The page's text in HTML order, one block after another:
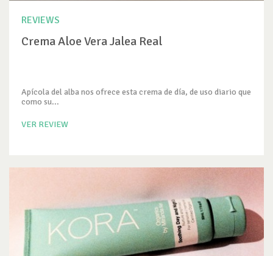
REVIEWS
Crema Aloe Vera Jalea Real
Apícola del alba nos ofrece esta crema de día, de uso diario que
como su...
VER REVIEW